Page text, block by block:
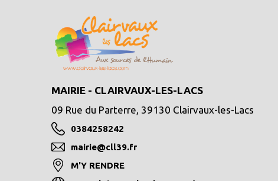
MAIRIE - CLAIRVAUX-LES-LACS
09 Rue du Parterre, 39130 Clairvaux-les-Lacs
0384258242
mairie@cll39.fr
M'Y RENDRE